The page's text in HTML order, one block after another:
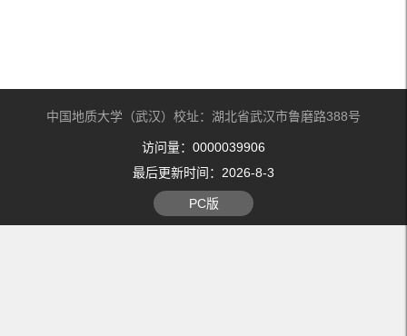
中国地质大学（武汉）校址：湖北省武汉市鲁磨路388号
访问量： 0000039906
最后更新时间： 2026-8-3
PC版